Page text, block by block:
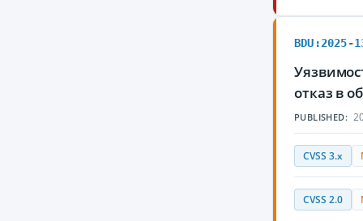
BDU:2025-
отказ в
PUBLISHED:
CVSS 3.x
CVSS 2.0